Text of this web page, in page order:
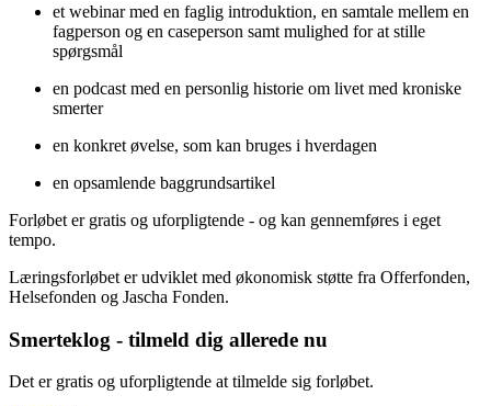
et webinar med en faglig introduktion, en samtale mellem en
fagperson og en caseperson samt mulighed for at stille
spørgsmål
en podcast med en personlig historie om livet med kroniske
smerter
en konkret øvelse, som kan bruges i hverdagen
en opsamlende baggrundsartikel
Forløbet er gratis og uforpligtende - og kan gennemføres i eget
tempo.
Læringsforløbet er udviklet med økonomisk støtte fra Offerfonden,
Helsefonden og Jascha Fonden.
Smerteklog - tilmeld dig allerede nu
Det er gratis og uforpligtende at tilmelde sig forløbet.